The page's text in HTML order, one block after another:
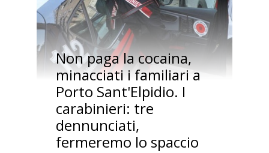
Non paga la cocaina,
minacciati i familiari a
Porto Sant'Elpidio. I
carabinieri: tre
dennunciati,
fermeremo lo spaccio